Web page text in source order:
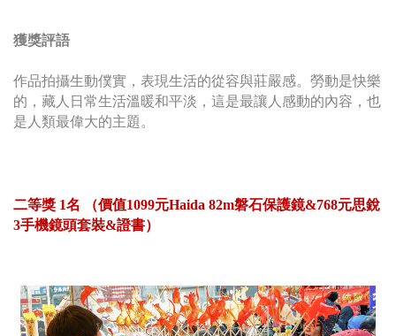
獲獎評語
作品拍攝生動僕實，表現生活的從容與莊嚴感。勞動是快樂
的，藏人日常生活溫暖和平淡，這是最讓人感動的內容，也
是人類最偉大的主題。
二等獎 1名 （價值1099元Haida 82m磐石保護鏡&768元思銳
3手機鏡頭套裝&證書）